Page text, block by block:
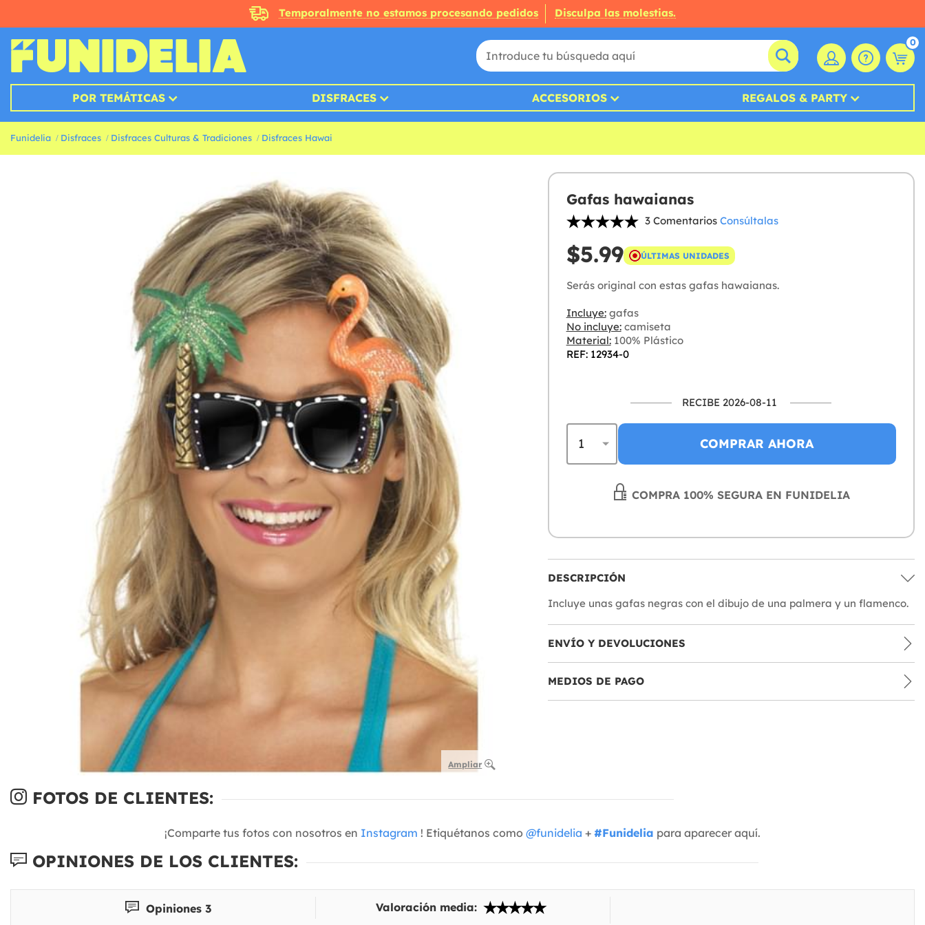
Temporalmente no estamos procesando pedidos Disculpa las molestias.
0
POR TEMÁTICAS DISFRACES ACCESORIOS REGALOS & PARTY
Funidelia Disfraces Disfraces Culturas & Tradiciones Disfraces Hawai
Ampliar
Gafas hawaianas
3 Comentarios Consúltalas
$5.99 ÚLTIMAS UNIDADES
Serás original con estas gafas hawaianas.
Incluye:gafas
No incluye:camiseta
Material:100% Plástico
REF: 12934-0
RECIBE 2026-08-11
COMPRAR AHORA
COMPRA 100% SEGURA EN FUNIDELIA
DESCRIPCIÓN
Incluye unas gafas negras con el dibujo de una palmera y un flamenco.
ENVÍO Y DEVOLUCIONES
MEDIOS DE PAGO
FOTOS DE CLIENTES:
¡Comparte tus fotos con nosotros en Instagram ! Etiquétanos como @funidelia + #Funidelia para aparecer aquí.
OPINIONES DE LOS CLIENTES:
Opiniones 3 Valoración media: